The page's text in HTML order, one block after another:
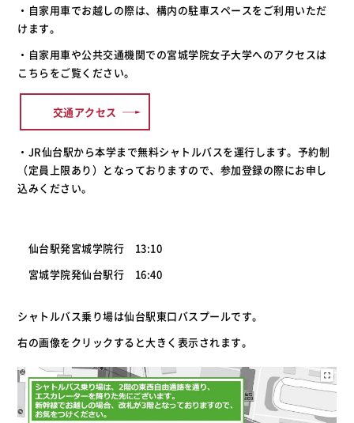
・自家用車でお越しの際は、構内の駐車スペースをご利用いただ
けます。
・自家用車や公共交通機関での宮城学院女子大学へのアクセスは
こちらをご覧ください。
交通アクセス
・JR仙台駅から本学まで無料シャトルバスを運行します。予約制
（定員上限あり）となっておりますので、参加登録の際にお申し
込みください。
仙台駅発宮城学院行 13:10
宮城学院発仙台駅行 16:40
シャトルバス乗り場は仙台駅東口バスプールです。
右の画像をクリックすると大きく表示されます。